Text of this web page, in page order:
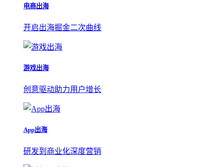
电商出海
开启出海掘金二次曲线
游戏出海
创意驱动助力用户增长
App出海
研发到商业化深度营销